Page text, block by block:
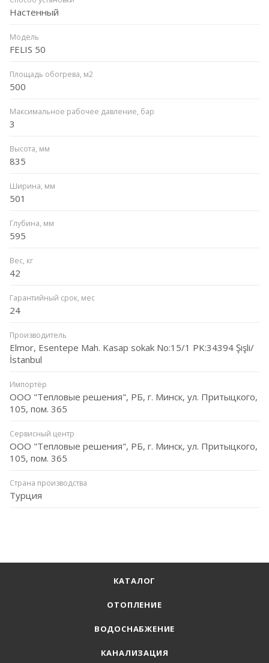
Настенный
Модель
FELIS 50
Площадь обогрева, м2
500
Максимальное рабочее давление, бар
3
Высота, мм
835
Ширина, мм
501
Глубина, мм
595
Вес, кг
42
Гарантийный срок, мес
24
Производитель
Elmor, Esentepe Mah. Kasap sokak No:15/1 PK:34394 Şişli/
İstanbul
Импортёр
ООО "Тепловые решения", РБ, г. Минск, ул. Притыцкого,
105, пом. 365
Сервисный центр
ООО "Тепловые решения", РБ, г. Минск, ул. Притыцкого,
105, пом. 365
Страна производства
Турция
КАТАЛОГ
ОТОПЛЕНИЕ
ВОДОСНАБЖЕНИЕ
КАНАЛИЗАЦИЯ